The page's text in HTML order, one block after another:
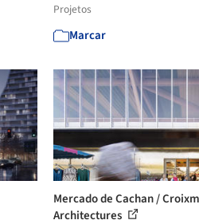
Projetos
Marcar
Mercado de Cachan /
Architectures